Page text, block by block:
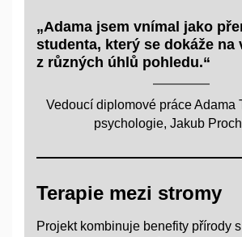
„Adama jsem vnímal jako
studenta, který se dokáže na
z různých úhlů pohledu.“
Vedoucí diplomové práce Adama
psychologie, Jakub
Terapie mezi stromy
Projekt kombinuje benefity přírody